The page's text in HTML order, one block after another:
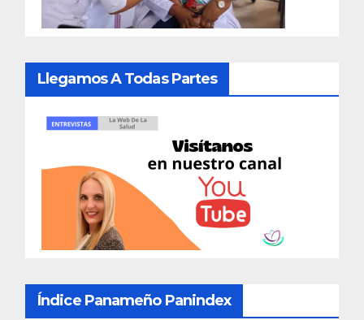
Llegamos A Todas Partes
Índice Panameño Panindex